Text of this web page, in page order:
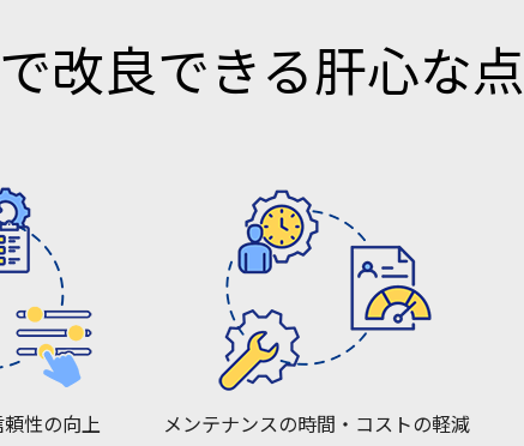
で改良できる肝心な点
性の向上 メンテナンスの時間・コストの軽減